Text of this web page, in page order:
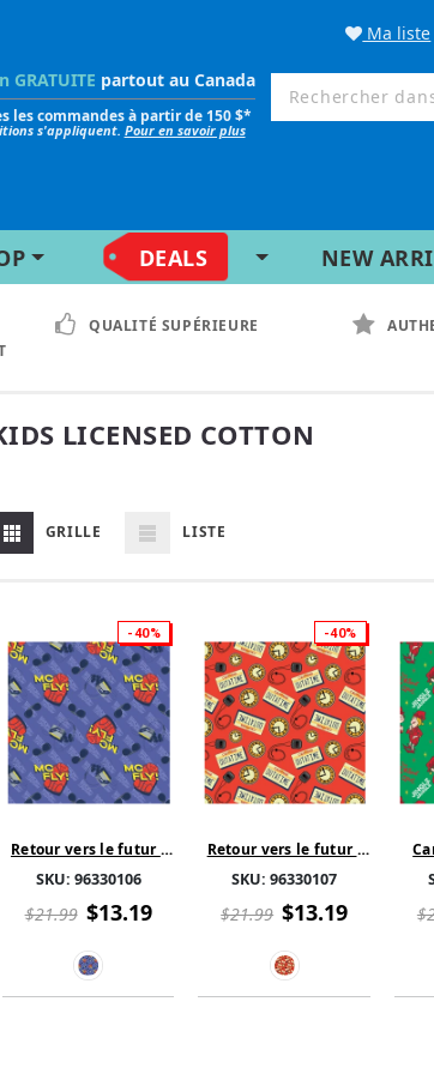
Ma liste
GRATUITE partout au Canada
les commandes à partir de 150 $*
s'appliquent. Pour en savoir plus
DEALS NEW
QUALITÉ SUPÉRIEURE
LICENSED COTTON
GRILLE LISTE
-40%
Retour vers le futur -
SKU: 96330106
$21.99 $13.19
-40%
Retour vers le futur -
SKU:96330107
$21.99 $13.19
-